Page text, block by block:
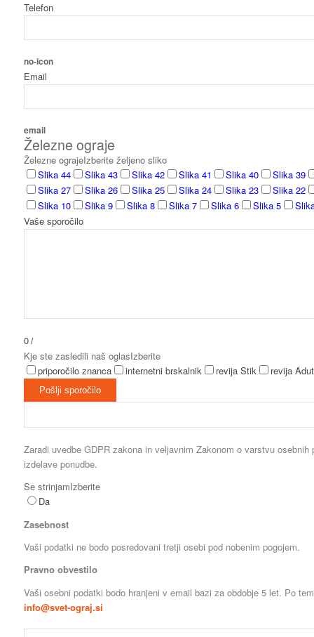
Telefon
no-icon
Email
email
Železne ograje
Železne ograjeIzberite željeno sliko
Slika 44
Slika 43 Slika 42 Slika 41 Slika 40
Slika 39
Slika 27
Slika 26 Slika 25 Slika 24 Slika 23
Slika 22
Slika 10
Slika 9 Slika 8 Slika 7 Slika 6 Slika 5
Vaše sporočilo
0/
Kje ste zasledili naš oglasIzberite
priporočilo znanca
internetni brskalnik revija Stik revija Adut
Pošlji sporočilo
Zaradi uvedbe GDPR zakona in veljavnim Zakonom o varstvu
izdelave ponudbe.
Se strinjamIzberite
Da
Zasebnost
Vaši podatki ne bodo posredovani tretji osebi pod nobenim pogojem.
Pravno obvestilo
Vaši osebni podatki bodo hranjeni v email bazi za obdobje 5 let. Po
info@svet-ograj.si